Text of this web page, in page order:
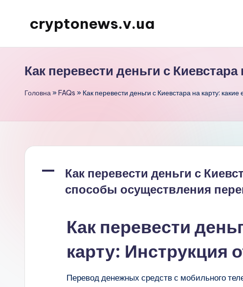
Перейтиcryptonews.v.ua
криптовалют,
Как перевести деньги с
Головна»FAQs » Как перевести деньги с Киевстара на карту:
A
Как перевести деньги с
способы осуществления
Как перевести
карту: Инструкция
Перевод денежных средств с мобильного